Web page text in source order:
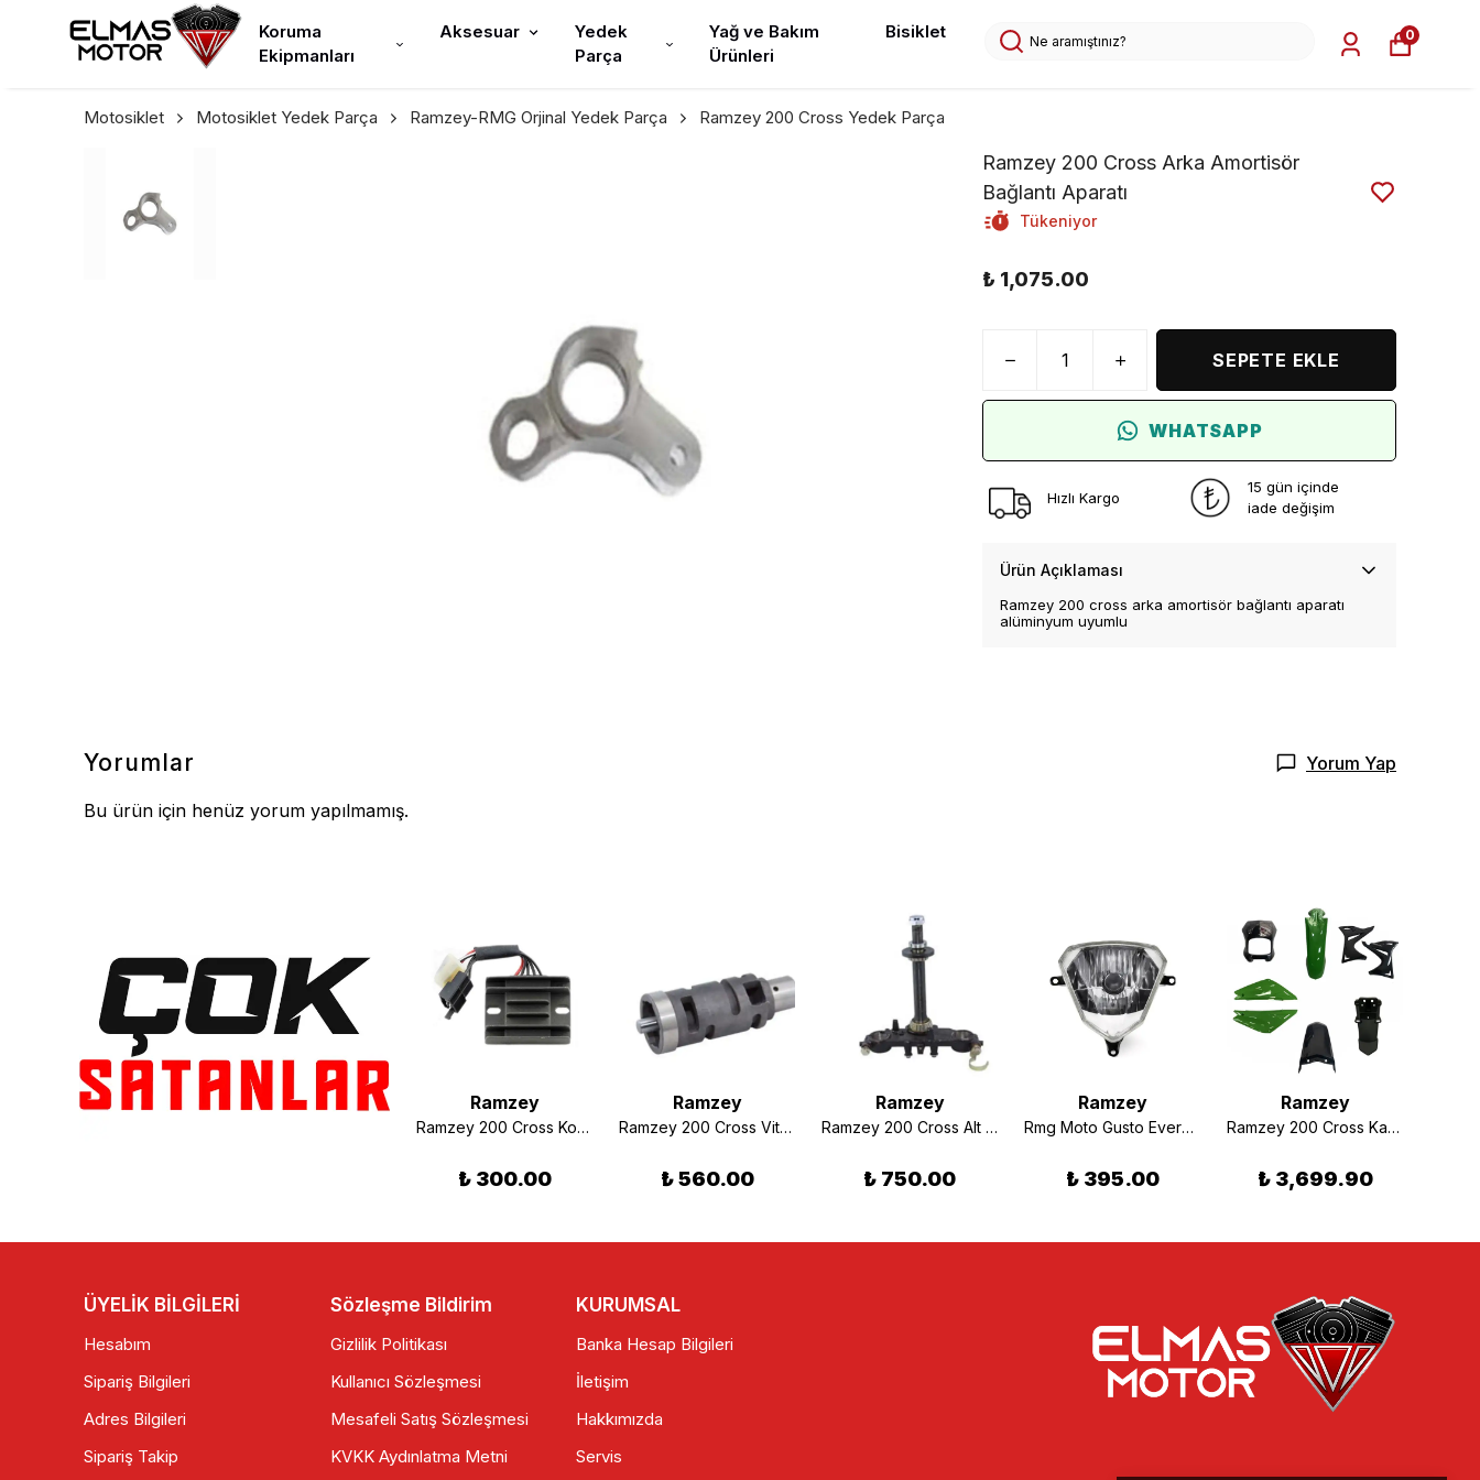
Koruma
Ekipmanları
Aksesuar
Yedek
Parça
Yağ ve Bakım
Ürünleri
Bisiklet 0
Motosiklet Motosiklet Yedek Parça Ramzey-RMG Orjinal Yedek Parça Ramzey 200 Cross Yedek Parça
Ramzey 200 Cross Arka Amortisör
Bağlantı Aparatı
Tükeniyor
₺ 1,075.00
SEPETE EKLE
WHATSAPP
Hızlı Kargo
15 gün içinde
iade değişim
Ürün Açıklaması
Ramzey 200 cross arka amortisör bağlantı aparatı
alüminyum uyumlu
Yorumlar Yorum Yap
Bu ürün için henüz yorum yapılmamış.
Ramzey Ramzey Ramzey
Ramzey 200 Cross Konjektör
₺ 300.00
Ramzey
Ramzey 200 Cross Vites Değiştirme Tamburu Orjinal
₺ 560.00
Ramzey
Ramzey 200 Cross Alt Platin
₺ 750.00
Ramzey
Rmg Moto Gusto Everest Ön Far Komple Orjinal
₺ 395.00
Ramzey
Ramzey 200 Cross Kaporta Grenaj Seti Yeşil
₺ 3,699.90
ÜYELİK BİLGİLERİ
Hesabım
Sipariş Bilgileri
Adres Bilgileri
Sipariş Takip
Sözleşme Bildirim
Gizlilik Politikası
Kullanıcı Sözleşmesi
Mesafeli Satış Sözleşmesi
KVKK Aydınlatma Metni
KURUMSAL
Banka Hesap Bilgileri
İletişim
Hakkımızda
Servis